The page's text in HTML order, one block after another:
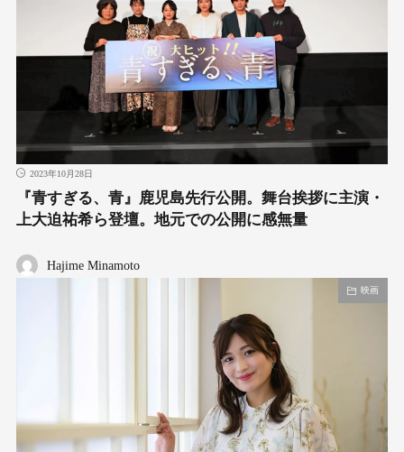
2023年10月28日
『青すぎる、青』鹿児島先行公開。舞台挨拶に主演・
上大迫祐希ら登壇。地元での公開に感無量
Hajime Minamoto
映画